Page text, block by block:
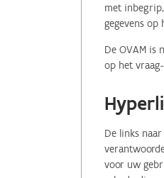
met
gegevens
De OVAM is
op het
De links
voor uw